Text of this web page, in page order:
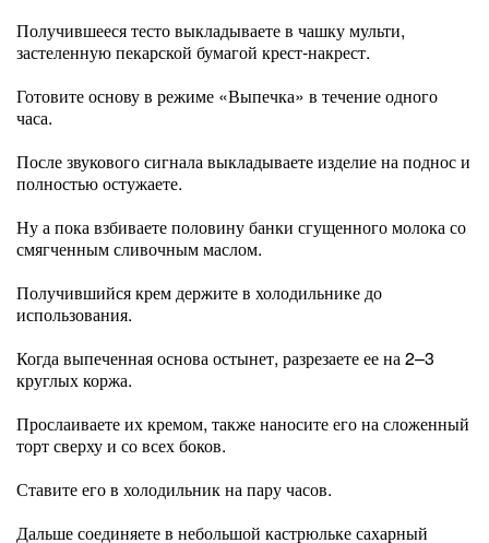
Получившееся тесто выкладываете в чашку мульти,
застеленную пекарской бумагой крест-накрест.
Готовите основу в режиме «Выпечка» в течение одного
часа.
После звукового сигнала выкладываете изделие на поднос и
полностью остужаете.
Ну а пока взбиваете половину банки сгущенного молока со
смягченным сливочным маслом.
Получившийся крем держите в холодильнике до
использования.
Когда выпеченная основа остынет, разрезаете ее на 2–3
круглых коржа.
Прослаиваете их кремом, также наносите его на сложенный
торт сверху и со всех боков.
Ставите его в холодильник на пару часов.
Дальше соединяете в небольшой кастрюльке сахарный